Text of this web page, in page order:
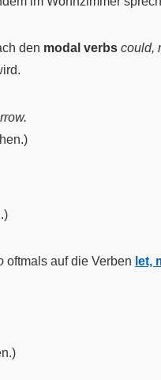
den modal verbs could,
oftmals auf die Verben let,